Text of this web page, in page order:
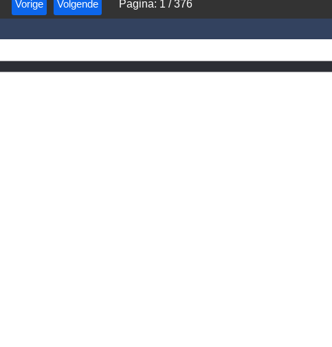
Vorige Volgende Pagina: 1 /376